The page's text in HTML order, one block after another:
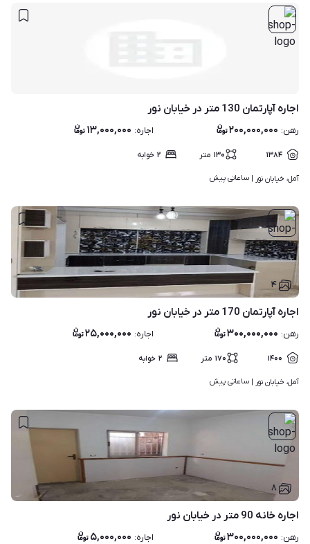
اجاره آپارتمان 130 متر در خیابان نور
رهن: ۲۰۰,۰۰۰,۰۰۰ اجاره: ۱۳,۰۰۰,۰۰۰
۱۳۸۴ ۱۳۰ متر ۲ خوابه
آمل، خیابان نور | ساعاتی پیش
۴
اجاره آپارتمان 170 متر در خیابان نور
رهن: ۳۰۰,۰۰۰,۰۰۰ اجاره: ۲۵,۰۰۰,۰۰۰
۱۴۰۰ ۱۷۰ متر ۲ خوابه
آمل، خیابان نور | ساعاتی پیش
۸
اجاره خانه 90 متر در خیابان نور
رهن: ۳۰۰,۰۰۰,۰۰۰ اجاره: ۵,۰۰۰,۰۰۰